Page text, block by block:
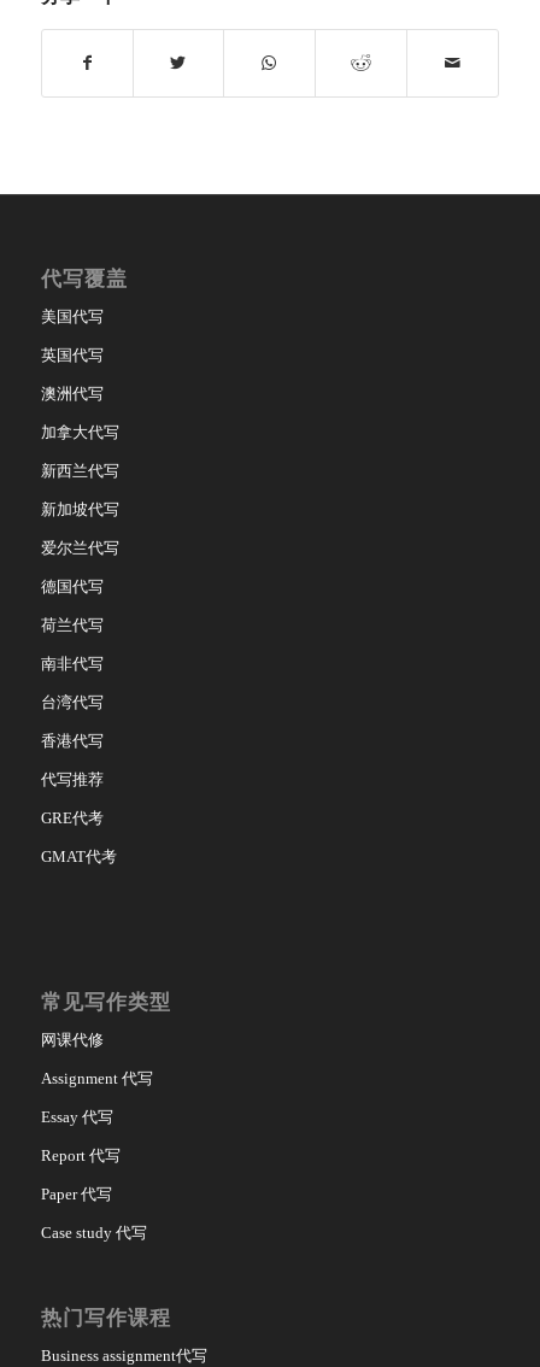
代写覆盖
美国代写
英国代写
澳洲代写
加拿大代写
新西兰代写
新加坡代写
爱尔兰代写
德国代写
荷兰代写
南非代写
台湾代写
香港代写
代写推荐
GRE代考
GMAT代考
常见写作类型
网课代修
Assignment 代写
Essay 代写
Report 代写
Paper 代写
Case study 代写
热门写作课程
Business assignment代写